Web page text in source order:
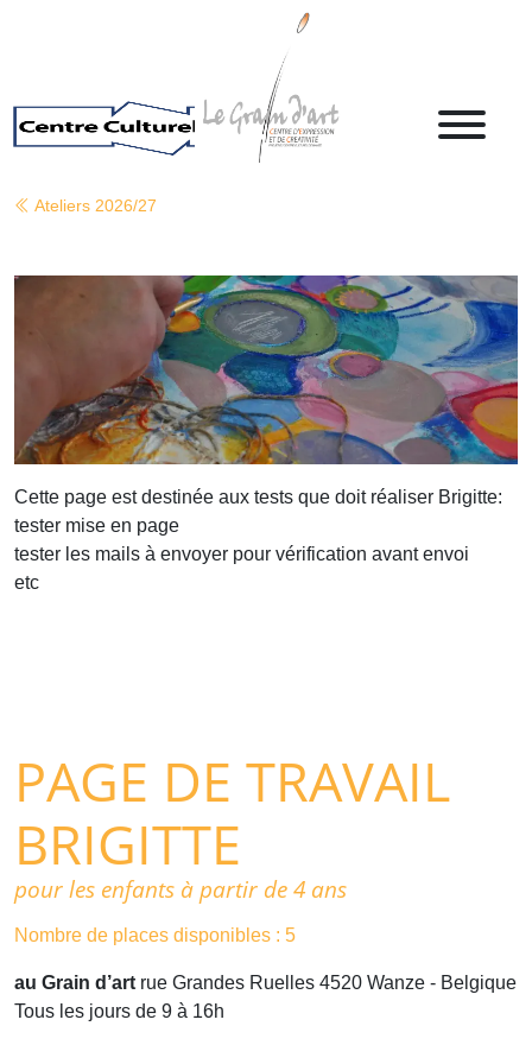
Ateliers 2026/27
Cette page est destinée aux tests que doit réaliser Brigitte:
tester mise en page
tester les mails à envoyer pour vérification avant envoi
etc
PAGE DE TRAVAIL
BRIGITTE
pour les enfants à partir de 4 ans
Nombre de places disponibles : 5
au Grain d’art rue Grandes Ruelles 4520 Wanze - Belgique
Tous les jours de 9 à 16h